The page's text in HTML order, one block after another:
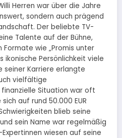
Herren war über die Jahre
sondern auch prägend
Der beliebte TV-
Talente auf der Bühne,
wie „Promis unter
ikonische Persönlichkeit viele
seiner Karriere erlangte
vielfältige
Situation war oft
auf rund 50.000 EUR
blieb seine
sein Name war regelmäßig
wiesen auf seine